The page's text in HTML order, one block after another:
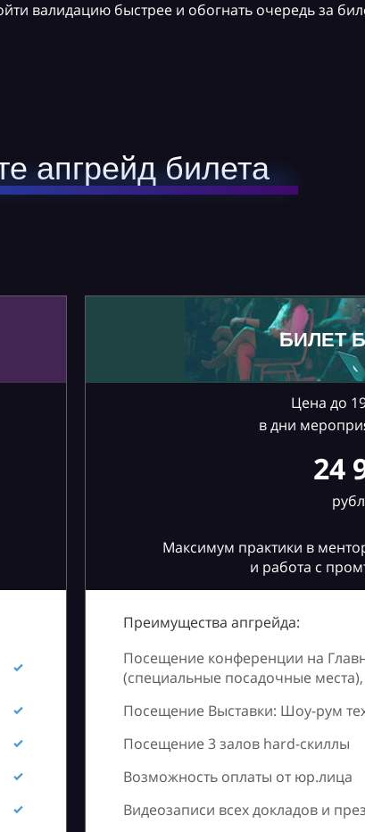
валидацию быстрее и обогнать очередь за
апгрейд билета
БИЛЕТ
Цена до
в дни
24
Максимум практики в
и работа с
Преимущества апгрейда:
Посещение конференции на
(специальные посадочные
Посещение Выставки: Шоу-рум
Посещение 3 залов hard-скиллы
Возможность оплаты от юр.лица
Видеозаписи всех докладов и